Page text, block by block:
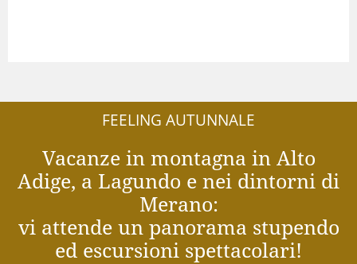
FEELING AUTUNNALE
Vacanze in montagna in Alto
Adige, a Lagundo e nei dintorni di
Merano:
vi attende un panorama stupendo
ed escursioni spettacolari!